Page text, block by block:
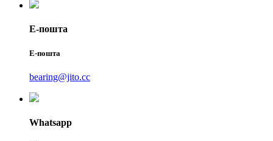
Е-пошта
Е-пошта
bearing@jito.cc
Whatsapp